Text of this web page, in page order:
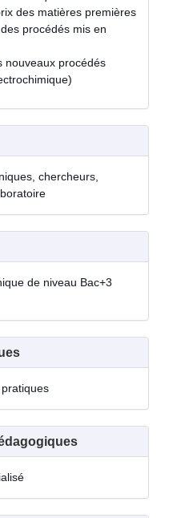
des matières premières
procédés mis en
nouveaux procédés
chercheurs,
de niveau Bac+3